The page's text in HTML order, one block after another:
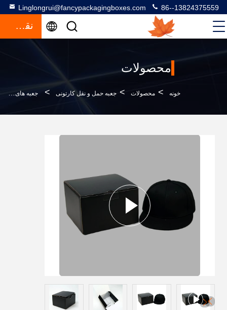
Linglongrui@fancypackagingboxes.com 86--13824375559
نقل قول
محصولات
خونه > محصولات > جعبه حمل و نقل کارتونی > جعبه های حمل و نقل سفارشی بسته بندی جعبه های کلاه پوشی